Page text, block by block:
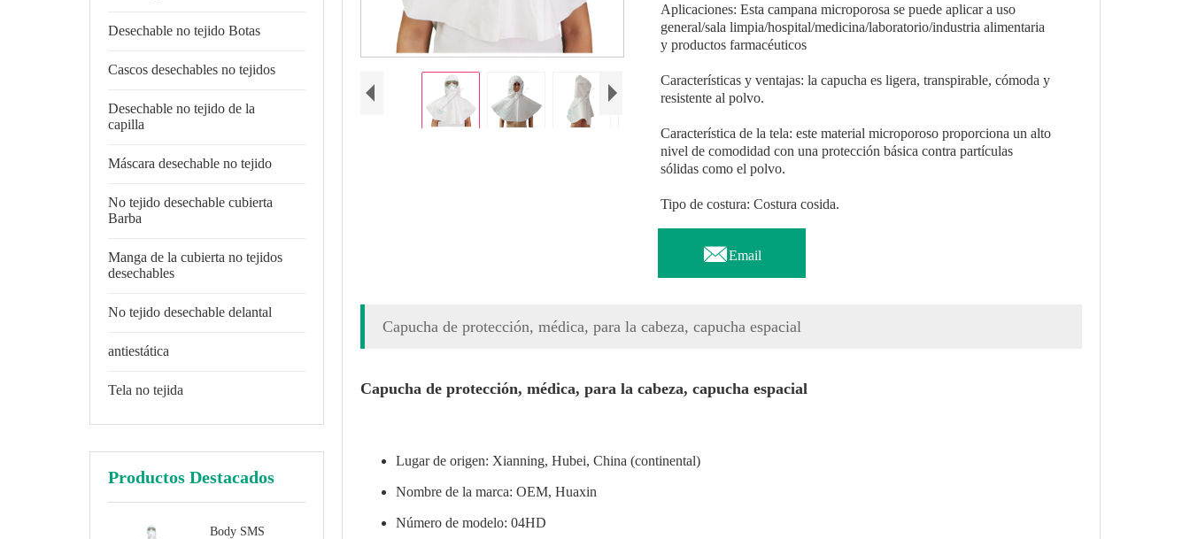
Desechable no tejido Botas
Cascos desechables no tejidos
Desechable no tejido de la
capilla
Máscara desechable no tejido
No tejido desechable cubierta
Barba
Manga de la cubierta no tejidos
desechables
No tejido desechable delantal
antiestática
Tela no tejida
Productos Destacados
Body SMS
Aplicaciones: Esta campana microporosa se puede aplicar a uso
general/sala limpia/hospital/medicina/laboratorio/industria alimentaria
y productos farmacéuticos
Características y ventajas: la capucha es ligera, transpirable, cómoda y
resistente al polvo.
Característica de la tela: este material microporoso proporciona un alto
nivel de comodidad con una protección básica contra partículas
sólidas como el polvo.
Tipo de costura: Costura cosida.
Email
Capucha de protección, médica, para la cabeza, capucha espacial
Capucha de protección, médica, para la cabeza, capucha espacial
Lugar de origen: Xianning, Hubei, China (continental)
Nombre de la marca: OEM, Huaxin
Número de modelo: 04HD